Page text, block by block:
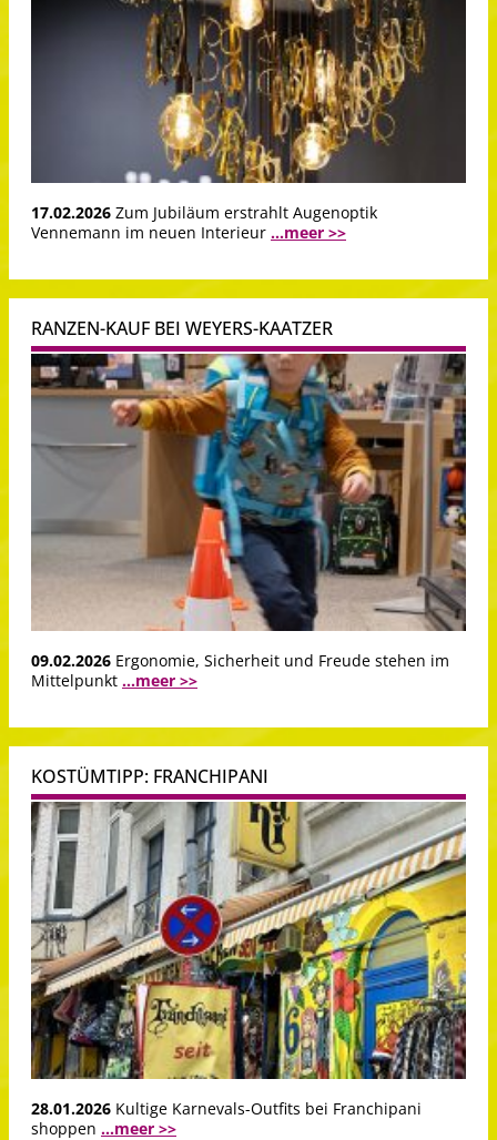
17.02.2026 Zum Jubiläum erstrahlt Augenoptik
Vennemann im neuen Interieur ...meer >>
RANZEN-KAUF BEI WEYERS-KAATZER
09.02.2026 Ergonomie, Sicherheit und Freude stehen im
Mittelpunkt ...meer >>
KOSTÜMTIPP: FRANCHIPANI
28.01.2026 Kultige Karnevals-Outfits bei Franchipani
shoppen ...meer >>